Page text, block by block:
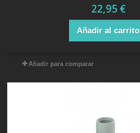
22,95 €
Añadir al carrito
Añadir para comparar